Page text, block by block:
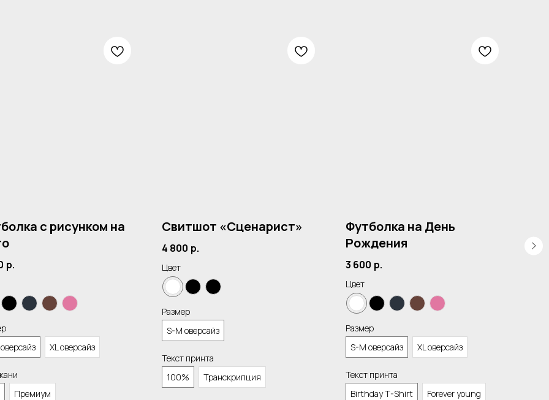
с рисунком на
р.
XL оверсайз
Премиум
Свитшот «Сценарист»
4 800 р.
Цвет
Размер
S-M оверсайз
Текст принта
100%
Транскрипция
Футболка на День
Рождения
3 600 р.
Цвет
Размер
S-M оверсайз
XL оверсайз
Текст принта
Birthday T-Shirt
Forever young
4